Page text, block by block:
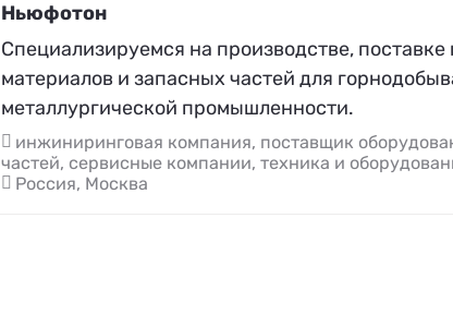
Ньюфотон
Специализируемся на производстве,
материалов и запасных частей для
металлургической промышленности.
инжиниринговая компания, поставщик
частей, сервисные компании, техника и
Россия, Москва